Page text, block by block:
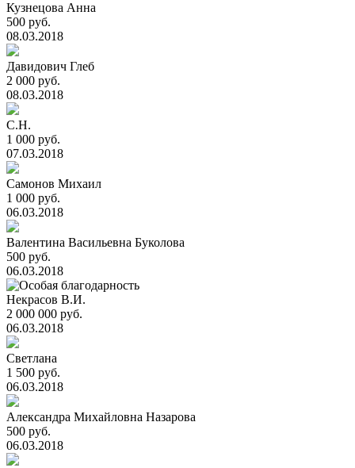
Кузнецова Анна
500 руб.
08.03.2018
Давидович Глеб
2 000 руб.
08.03.2018
С.Н.
1 000 руб.
07.03.2018
Самонов Михаил
1 000 руб.
06.03.2018
Валентина Васильевна Буколова
500 руб.
06.03.2018
Некрасов В.И.
2 000 000 руб.
06.03.2018
Светлана
1 500 руб.
06.03.2018
Александра Михайловна Назарова
500 руб.
06.03.2018